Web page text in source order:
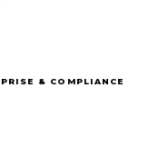
& COMPLIANCE